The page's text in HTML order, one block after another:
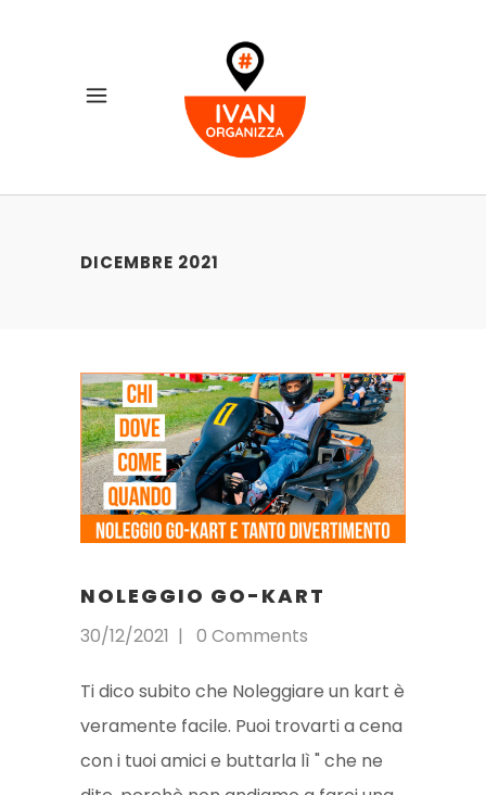
DICEMBRE 2021
NOLEGGIO GO-KART
30/12/2021 0 Comments
Ti dico subito che Noleggiare un kart è
veramente facile. Puoi trovarti a cena
con i tuoi amici e buttarla lì " che ne